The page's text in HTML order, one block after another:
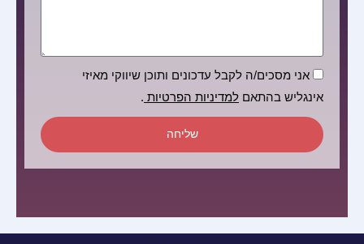
הסכמה
אני מסכים/ה לקבל עדכונים ותוכן שיווקי מאיזי
אינגליש בהתאם למדיניות הפרטיות .
שליחה